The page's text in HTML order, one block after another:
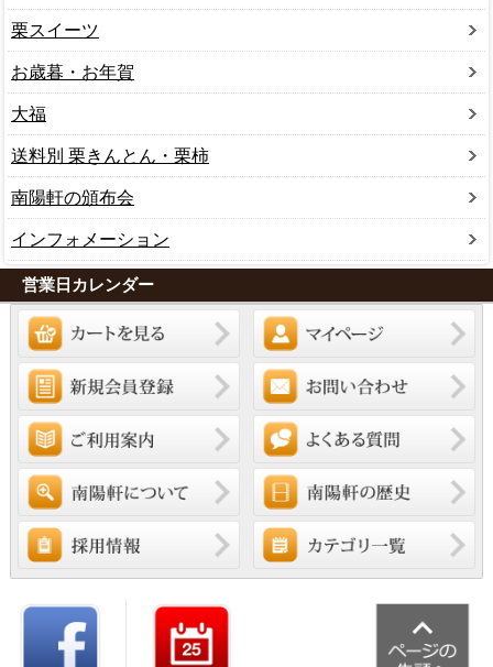
栗スイーツ
お歳暮・お年賀
大福
送料別 栗きんとん・栗柿
南陽軒の頒布会
インフォメーション
営業日カレンダー